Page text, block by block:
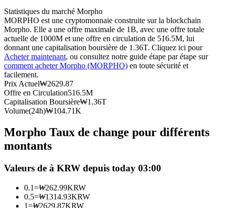
Copie de Trading
Rejoignez les meilleurs traders
Statistiques du marché Morpho
MORPHO est une cryptomonnaie construite sur la blockchain
Morpho. Elle a une offre maximale de 1B, avec une offre totale
actuelle de 1000M et une offre en circulation de 516.5M, lui
donnant une capitalisation boursière de 1.36T. Cliquez ici pour
Acheter maintenant, ou consultez notre guide étape par étape sur
comment acheter Morpho (MORPHO) en toute sécurité et
facilement.
Prix Actuel₩2629.87
Offre en Circulation516.5M
Capitalisation Boursière₩1.36T
Volume(24h)₩104.71K
Morpho Taux de change pour différents
montants
Valeurs de à KRW depuis today 03:00
0.1=₩262.99KRW
0.5=₩1314.93KRW
1=₩2629.87KRW